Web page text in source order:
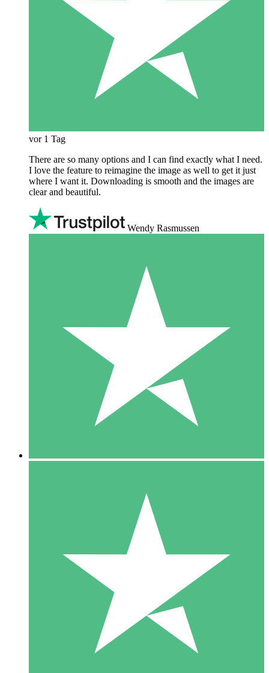
vor 1 Tag
There are so many options and I can find exactly what I need.
I love the feature to reimagine the image as well to get it just
where I want it. Downloading is smooth and the images are
clear and beautiful.
Wendy Rasmussen